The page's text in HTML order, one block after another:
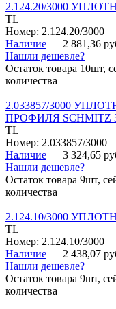
2.124.20/3000
TL
Номер: 2.124.20/3000
Наличие
2 881,36
Нашли дешевле?
Остаток товара 10шт,
количества
2.033857/3000
ПРОФИЛЯ SCHMITZ
TL
Номер: 2.033857/3000
Наличие
3 324,65
Нашли дешевле?
Остаток товара 9шт,
количества
2.124.10/3000
TL
Номер: 2.124.10/3000
Наличие
2 438,07
Нашли дешевле?
Остаток товара 9шт,
количества